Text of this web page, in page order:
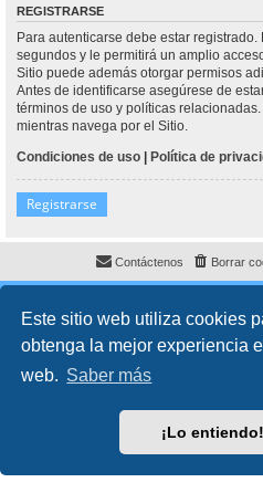
Este sitio web utiliza cookies
obtenga la mejor experiencia
web. Saber más
¡Lo entiendo!
REGISTRARSE
Para autenticarse debe estar
segundos y le permitirá un amplio
Sitio puede además otorgar permisos
Antes de identificarse asegúrese de
términos de uso y políticas
mientras navega por el Sitio.
Condiciones de uso | Política de
Registrarse
Borrar
Contáctenos
Traducción al español porphpBB España
Privacidad|Condiciones